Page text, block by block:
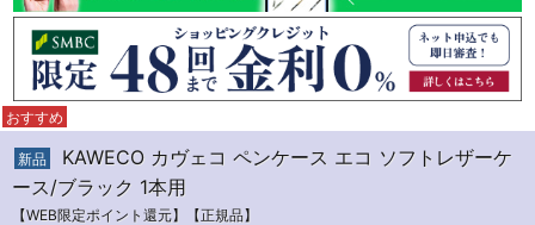
おすすめ
新品
KAWECO カヴェコ ペンケース エコ ソフトレザーケ
ース/ブラック 1本用
【WEB限定ポイント還元】【正規品】